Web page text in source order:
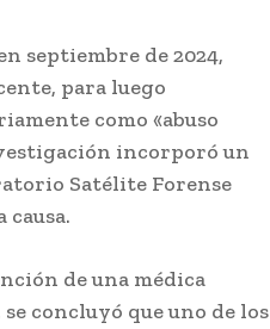
septiembre de 2024,
para luego
como «abuso
incorporó un
Satélite Forense
de una médica
concluyó que uno de los